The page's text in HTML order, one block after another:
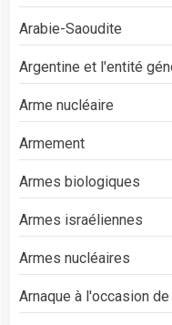
Arabie-Saoudite
Argentine et l'entité
Arme nucléaire
Armement
Armes biologiques
Armes israéliennes
Armes nucléaires
Arnaque à l'occasion